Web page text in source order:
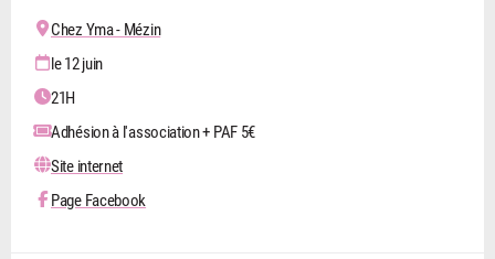
Chez Yma - Mézin
le 12 juin
21H
Adhésion à l'association + PAF 5€
Site internet
Page Facebook